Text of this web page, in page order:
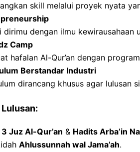
skill melalui proyek nyata
dirimu dengan ilmu kewirausahaan
Camp
hafalan Al-Qur’an dengan
Berstandar Industri
dirancang khusus agar lulusan
3 Juz Al-Qur’an & Hadits Arba’in
Ahlussunnah wal Jama’ah.